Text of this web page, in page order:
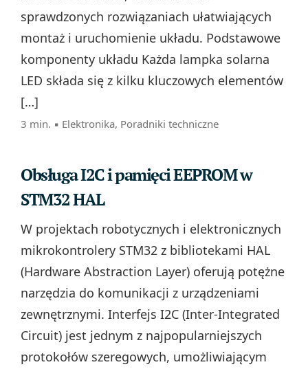
sprawdzonych rozwiązaniach ułatwiających
montaż i uruchomienie układu. Podstawowe
komponenty układu Każda lampka solarna
LED składa się z kilku kluczowych elementów
[…]
3 min. ▪ Elektronika, Poradniki techniczne
Obsługa I2C i pamięci EEPROM w
STM32 HAL
W projektach robotycznych i elektronicznych
mikrokontrolery STM32 z bibliotekami HAL
(Hardware Abstraction Layer) oferują potężne
narzędzia do komunikacji z urządzeniami
zewnętrznymi. Interfejs I2C (Inter-Integrated
Circuit) jest jednym z najpopularniejszych
protokołów szeregowych, umożliwiającym